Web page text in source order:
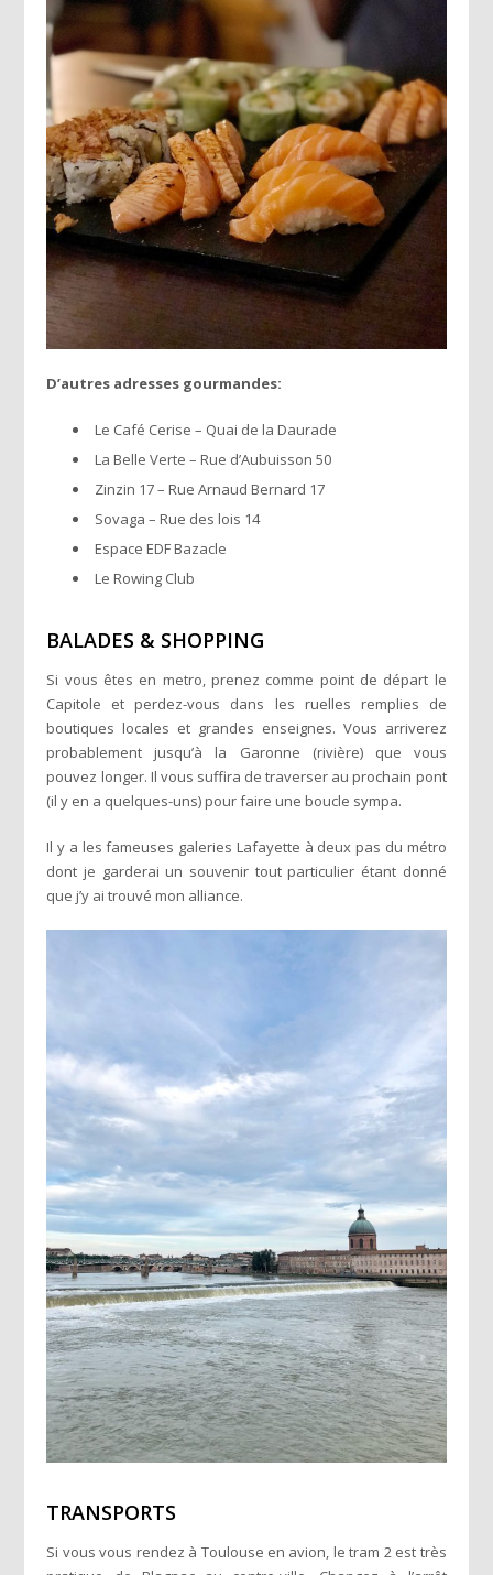
D’autres adresses gourmandes:
Le Café Cerise – Quai de la Daurade
La Belle Verte – Rue d’Aubuisson 50
Zinzin 17 – Rue Arnaud Bernard 17
Sovaga – Rue des lois 14
Espace EDF Bazacle
Le Rowing Club
BALADES & SHOPPING
Si vous êtes en metro, prenez comme point de départ le
Capitole et perdez-vous dans les ruelles remplies de
boutiques locales et grandes enseignes. Vous arriverez
probablement jusqu’à la Garonne (rivière) que vous
pouvez longer. Il vous suffira de traverser au prochain pont
(il y en a quelques-uns) pour faire une boucle sympa.
Il y a les fameuses galeries Lafayette à deux pas du métro
dont je garderai un souvenir tout particulier étant donné
que j’y ai trouvé mon alliance.
TRANSPORTS
Si vous vous rendez à Toulouse en avion, le tram 2 est très